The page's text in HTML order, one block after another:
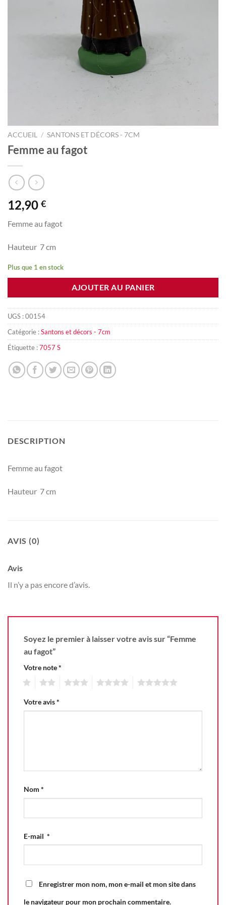
ACCUEIL / SANTONS ET DÉCORS - 7CM
Femme au fagot
12,90 €
Femme au fagot
Hauteur 7 cm
Plus que 1 en stock
AJOUTER AU PANIER
UGS :00154
Catégorie :Santons et décors - 7cm
Étiquette :7057 S
DESCRIPTION
Femme au fagot
Hauteur 7 cm
AVIS (0)
Avis
Il n’y a pas encore d’avis.
Soyez le premier à laisser votre avis sur “Femme
au fagot”
Votre note*
Votre avis*
Nom *
E-mail *
Enregistrer mon nom, mon e-mail et mon site dans
le navigateur pour mon prochain commentaire.